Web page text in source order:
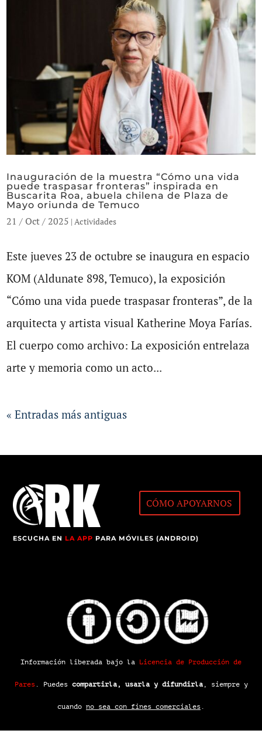
Inauguración de la muestra “Cómo una vida
puede traspasar fronteras” inspirada en
Buscarita Roa, abuela chilena de Plaza de
Mayo oriunda de Temuco
21 / Oct / 2025 |Actividades
Este jueves 23 de octubre se inaugura en espacio
KOM (Aldunate 898, Temuco), la exposición
“Cómo una vida puede traspasar fronteras”, de la
arquitecta y artista visual Katherine Moya Farías.
El cuerpo como archivo: La exposición entrelaza
arte y memoria como un acto...
« Entradas más antiguas
CÓMO APOYARNOS
ESCUCHA ENLA APP PARA MÓVILES (ANDROID)
Información liberada bajo la Licencia de Producción de
Pares. Puedes compartirla, usarla y difundirla, siempre y
cuando no sea con fines comerciales